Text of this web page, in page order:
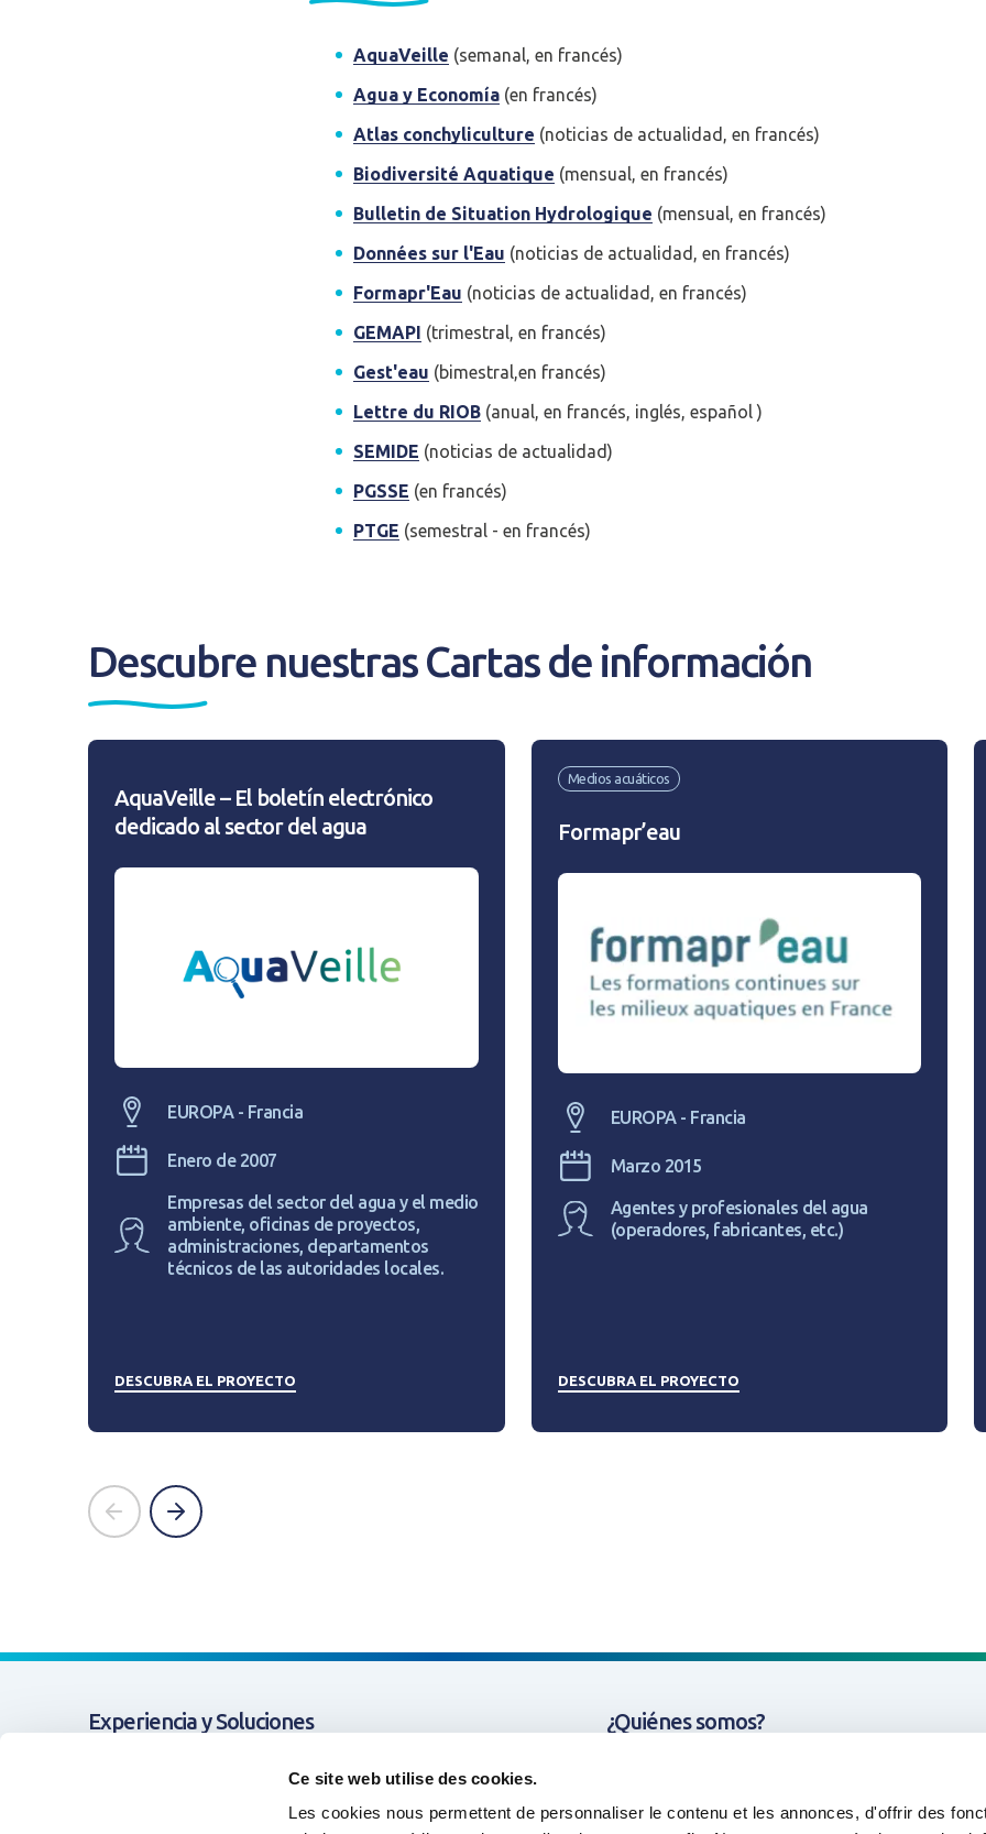
Ce site web utilise des cookies.
Les cookies nous permettent de personnaliser le contenu et les annonces, d'offrir des
AquaVeille (semanal, en francés)
Agua y Economía (en francés)
Atlas conchyliculture (noticias de actualidad, en francés)
Biodiversité Aquatique (mensual, en francés)
Bulletin de Situation Hydrologique (mensual, en francés)
Données sur l'Eau (noticias de actualidad, en francés)
Formapr'Eau (noticias de actualidad, en francés)
GEMAPI (trimestral, en francés)
Gest'eau (bimestral,en francés)
Lettre du RIOB (anual, en francés, inglés, español )
SEMIDE (noticias de actualidad)
PGSSE (en francés)
PTGE (semestral - en francés)
Descubre nuestras Cartas de información
AquaVeille – El boletín electrónico
dedicado al sector del agua
EUROPA - Francia
Enero de 2007
Empresas del sector del agua y el medio
ambiente, oficinas de proyectos,
administraciones, departamentos
técnicos de las autoridades locales.
DESCUBRA EL PROYECTO
Medios acuáticos
Formapr’eau
EUROPA - Francia
Marzo 2015
Agentes y profesionales del agua
(operadores, fabricantes, etc.)
DESCUBRA EL PROYECTO
prev next
Experiencia y Soluciones
Formación & Competencias
¿Quiénes somos?
Nuestros proyectos
Se connecter
J'ai déjà un compte
Adresse email
Mot de passe
CONNEXION